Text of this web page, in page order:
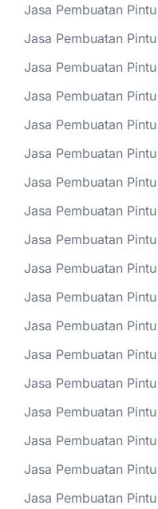
Jasa Pembuatan
Jasa Pembuatan
Jasa Pembuatan
Jasa Pembuatan
Jasa Pembuatan
Jasa Pembuatan
Jasa Pembuatan
Jasa Pembuatan
Jasa Pembuatan
Jasa Pembuatan
Jasa Pembuatan
Jasa Pembuatan
Jasa Pembuatan
Jasa Pembuatan
Jasa Pembuatan
Jasa Pembuatan
Jasa Pembuatan
Jasa Pembuatan